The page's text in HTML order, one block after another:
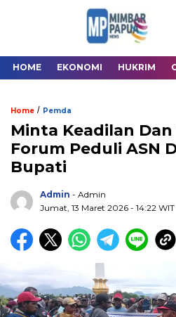
HOME EKONOMI HUKRIM
Home / Pemda
Minta Keadilan
Forum Peduli ASN
Bupati
Admin - Admin
Jumat, 13 Maret 2026 - 14:22 WIT